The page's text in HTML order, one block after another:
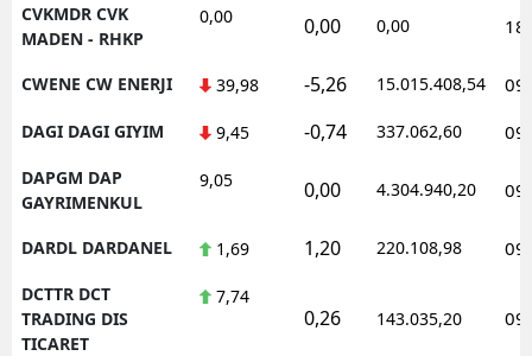
CVKMDR CVK
MADEN - RHKP
0,00 0,00 0,00
CWENE CW ENERJI 39,98 -5,26 15.015.408,54
DAGI DAGI GIYIM 9,45 -0,74 337.062,60
DAPGM DAP
GAYRIMENKUL
9,05 0,00 4.304.940,20
DARDL DARDANEL 1,69 1,20 220.108,98
DCTTR DCT
TRADING DIS
TICARET
7,74
0,26 143.035,20